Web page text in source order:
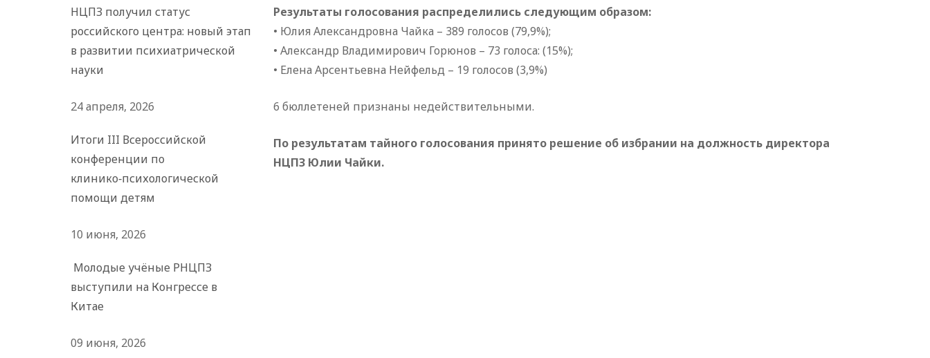
Результаты голосования распределились следующим образом:
• Юлия Александровна Чайка – 389 голосов (79,9%);
• Александр Владимирович Горюнов – 73 голоса: (15%);
• Елена Арсентьевна Нейфельд – 19 голосов (3,9%)
6 бюллетеней признаны недействительными.
По результатам тайного голосования принято решение об избрании на должность директора
НЦПЗ Юлии Чайки.
НЦПЗ получил статус
российского центра: новый этап
в развитии психиатрической
науки
24 апреля, 2026
Итоги III Всероссийской
конференции по
клинико‑психологической
помощи детям
10 июня, 2026
Молодые учёные РНЦПЗ
выступили на Конгрессе в
Китае
09 июня, 2026